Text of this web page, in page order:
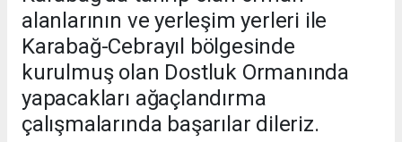
alanlarının ve yerleşim yerleri ile
Karabağ-Cebrayıl bölgesinde
kurulmuş olan Dostluk Ormanında
yapacakları ağaçlandırma
çalışmalarında başarılar dileriz.